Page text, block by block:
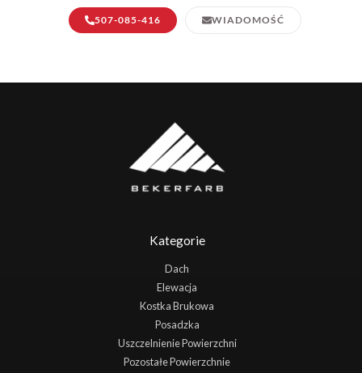
507-085-416 WIADOMOŚĆ
Kategorie
Dach
Elewacja
Kostka Brukowa
Posadzka
Uszczelnienie Powierzchni
Pozostałe Powierzchnie